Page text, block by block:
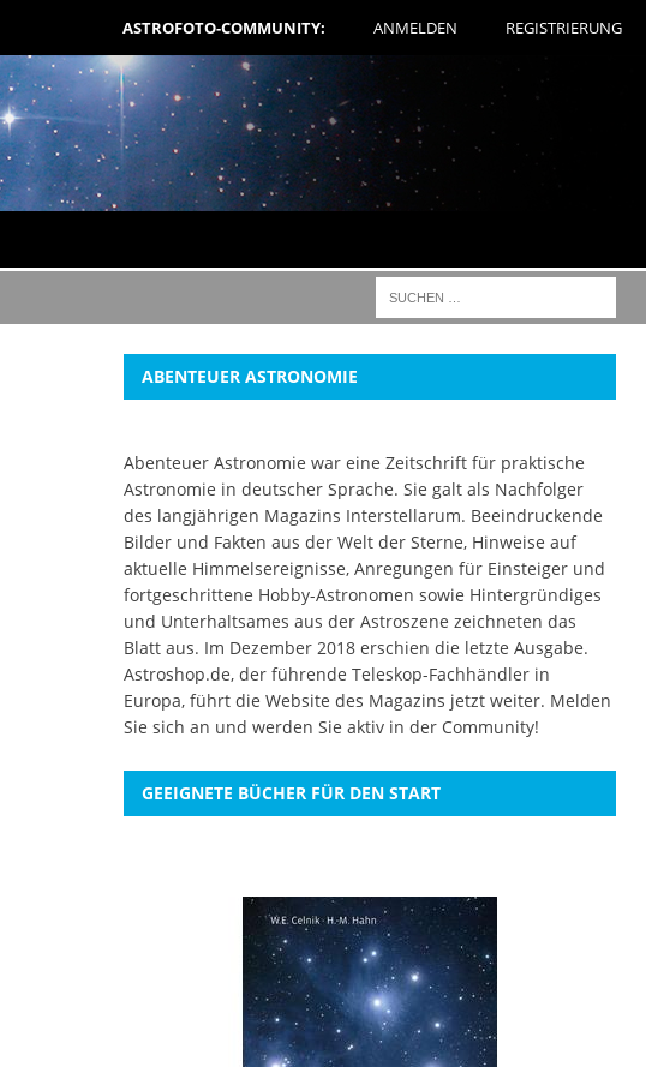
ASTROFOTO-COMMUNITY: ANMELDEN REGISTRIERUNG
ABENTEUER ASTRONOMIE
Abenteuer Astronomie war eine Zeitschrift für praktische
Astronomie in deutscher Sprache. Sie galt als Nachfolger
des langjährigen Magazins Interstellarum. Beeindruckende
Bilder und Fakten aus der Welt der Sterne, Hinweise auf
aktuelle Himmelsereignisse, Anregungen für Einsteiger und
fortgeschrittene Hobby-Astronomen sowie Hintergründiges
und Unterhaltsames aus der Astroszene zeichneten das
Blatt aus. Im Dezember 2018 erschien die letzte Ausgabe.
Astroshop.de, der führende Teleskop-Fachhändler in
Europa, führt die Website des Magazins jetzt weiter. Melden
Sie sich an und werden Sie aktiv in der Community!
GEEIGNETE BÜCHER FÜR DEN START